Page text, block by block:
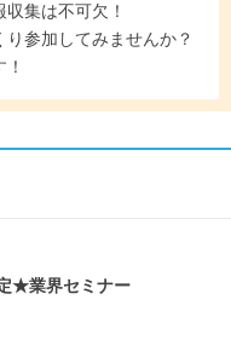
集は不可欠！
参加してみませんか？
★業界セミナー